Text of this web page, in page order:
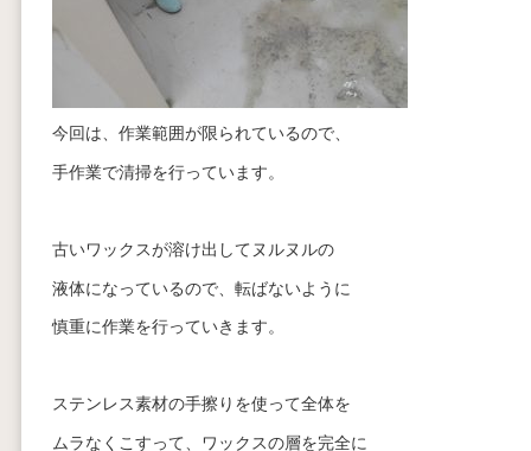
今回は、作業範囲が限られているので、
手作業で清掃を行っています。
古いワックスが溶け出してヌルヌルの
液体になっているので、転ばないように
慎重に作業を行っていきます。
ステンレス素材の手擦りを使って全体を
ムラなくこすって、ワックスの層を完全に